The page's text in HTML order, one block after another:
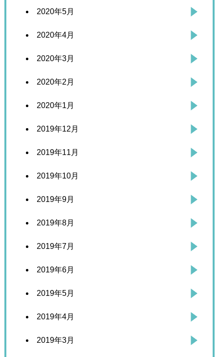
2020年5月
2020年4月
2020年3月
2020年2月
2020年1月
2019年12月
2019年11月
2019年10月
2019年9月
2019年8月
2019年7月
2019年6月
2019年5月
2019年4月
2019年3月